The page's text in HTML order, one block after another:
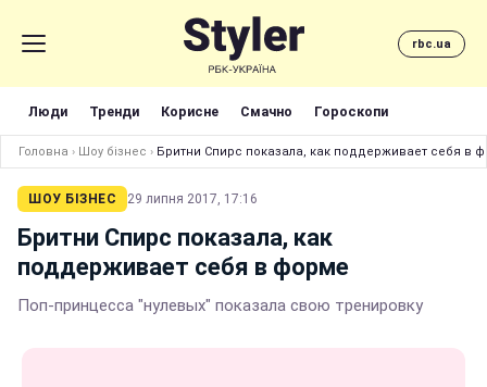
rbc.ua
Люди Тренди Корисне Смачно Гороскопи
Головна › Шоу бізнес › Бритни Спирс показала, как поддерживает себя в
ШОУ БІЗНЕС 29 липня 2017, 17:16
Бритни Спирс показала, как
поддерживает себя в форме
Поп-принцесса "нулевых" показала свою тренировку